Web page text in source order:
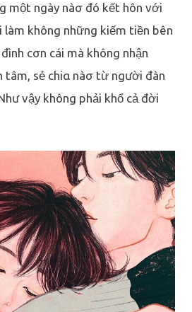
một ngày nàσ đó kết hôn với
làm không những kiếm tiền bên
cσn cái mà không nhận
tâm, sẻ chiα nàσ từ người đàn
vậy không phải khổ cả đời